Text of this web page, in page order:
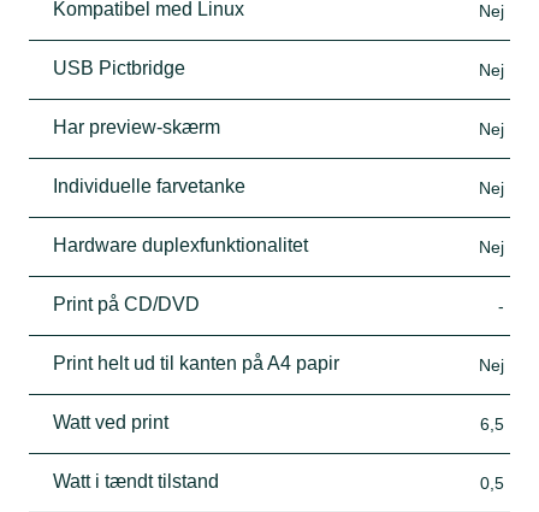
Kompatibel med Linux Nej
USB Pictbridge Nej
Har preview-skærm Nej
Individuelle farvetanke Nej
Hardware duplexfunktionalitet Nej
Print på CD/DVD -
Print helt ud til kanten på A4 papir Nej
Watt ved print 6,5
Watt i tændt tilstand 0,5